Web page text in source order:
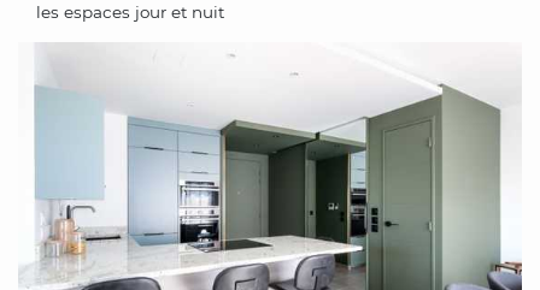
les espaces jour et nuit